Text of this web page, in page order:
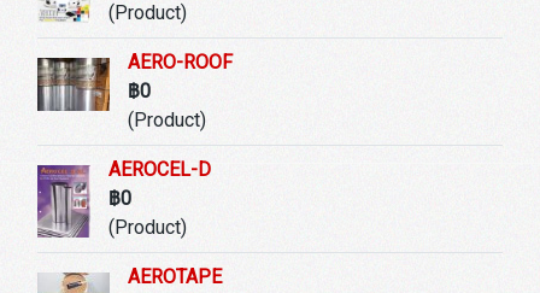
(Product)
AERO-ROOF
฿0
(Product)
AEROCEL-D
฿0
(Product)
AEROTAPE